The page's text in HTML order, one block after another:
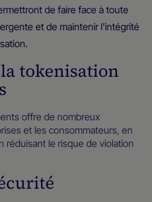
de faire face à toute
et de maintenir l'intégrité
tokenisation
offre de nombreux
et les consommateurs, en
réduisant le risque de violation